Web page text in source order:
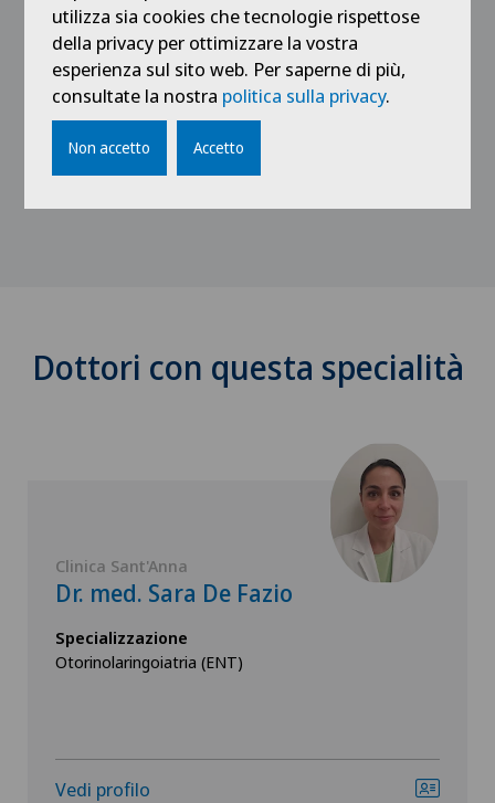
Dottorato in medicina presso Facoltà di
Medicina di Losanna
Diploma di medicina presso Facoltà di Medicina
di Losanna
Dottori con questa specialità
Clinica Sant'Anna
Dr. med. Sara De Fazio
Specializzazione
Otorinolaringoiatria (ENT)
Vedi profilo
utilizza sia cookies che tecnologie rispettose
della privacy per ottimizzare la vostra
esperienza sul sito web. Per saperne di più,
consultate la nostra politica sulla privacy.
Non accetto Accetto